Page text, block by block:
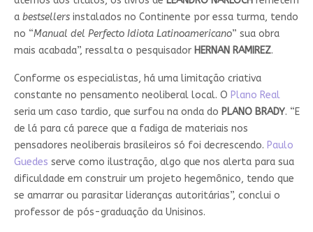
a bestsellersinstalados no Continente por essa turma, tendo
no “Manual del Perfecto Idiota Latinoamericano” sua obra
mais acabada”, ressalta o pesquisador HERNAN RAMIREZ.
Conforme os especialistas, há uma limitação criativa
constante no pensamento neoliberal local. O Plano Real
seria um caso tardio, que surfou na onda do PLANO BRADY. “E
de lá para cá parece que a fadiga de materiais nos
pensadores neoliberais brasileiros só foi decrescendo. Paulo
Guedes serve como ilustração, algo que nos alerta para sua
dificuldade em construir um projeto hegemônico, tendo que
se amarrar ou parasitar lideranças autoritárias”, conclui o
professor de pós-graduação da Unisinos.